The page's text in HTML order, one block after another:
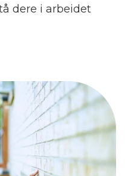
dere i arbeidet